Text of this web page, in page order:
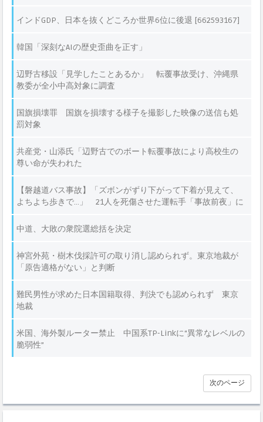
インドGDP、日本を抜くどころか世界6位に後退 [662593167]
韓国「深刻なAIの歴史歪曲を正す」
辺野古移設「見学したことあるか」 転覆事故受け、沖縄県
教委が全小中高対象に調査
国旗損壊罪 国旗を損壊する様子を撮影した映像の送信も処
罰対象
共産党・山添氏「辺野古でのボート転覆事故により高校生の
尊い命が失われた
【磐越道バス事故】「ズボンがずり下がって下着が見えて、
よちよち歩きで…」 21人を死傷させた運転手「事故前夜」に
中道、大敗の衆院選総括を決定
神宮外苑・樹木伐採許可の取り消し認められず。東京地裁が
「原告適格がない」と判断
難民男性が求めた日本国籍取得、判決でも認められず 東京
地裁
米国、海外製ルーター禁止 中国系TP-Linkに“異常なレベルの
脆弱性”
次のページ